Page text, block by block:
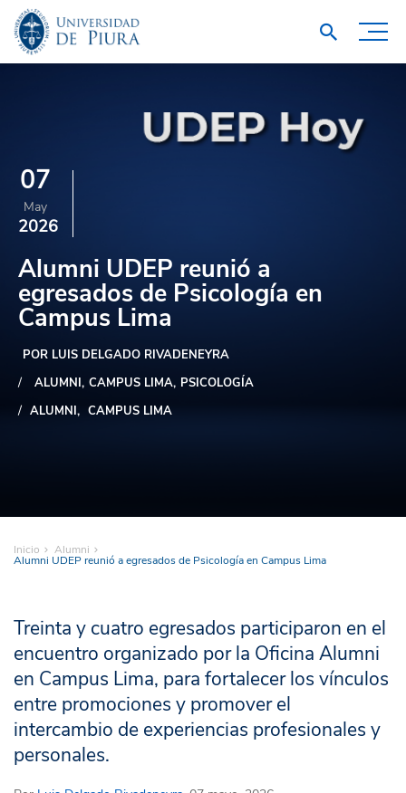
07
May
2026
Alumni UDEP reunió a
egresados de Psicología en
Campus Lima
POR LUIS DELGADO RIVADENEYRA
ALUMNI CAMPUS LIMA PSICOLOGÍA
ALUMNI
CAMPUS LIMA
Inicio Alumni
Alumni UDEP reunió a egresados de Psicología en Campus Lima
Treinta y cuatro egresados participaron en el
encuentro organizado por la Oficina Alumni
en Campus Lima, para fortalecer los vínculos
entre promociones y promover el
intercambio de experiencias profesionales y
personales.